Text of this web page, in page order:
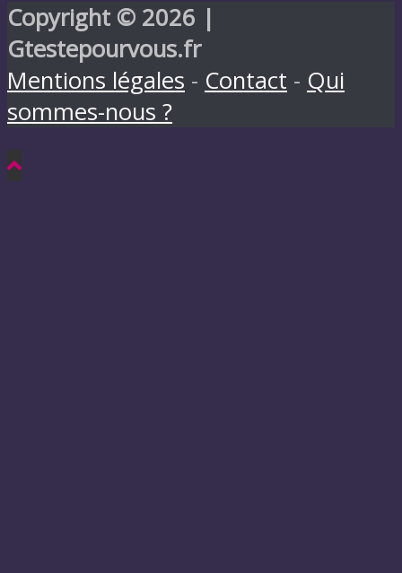
Copyright © 2026 |
Gtestepourvous.fr
Mentions légales - Contact - Qui
sommes-nous ?